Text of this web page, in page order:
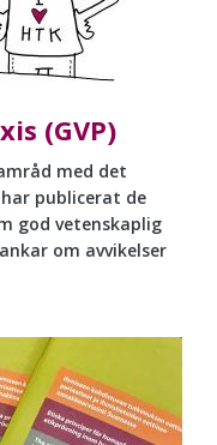
(GVP)
med det
publicerat de
god vetenskaplig
om avvikelser